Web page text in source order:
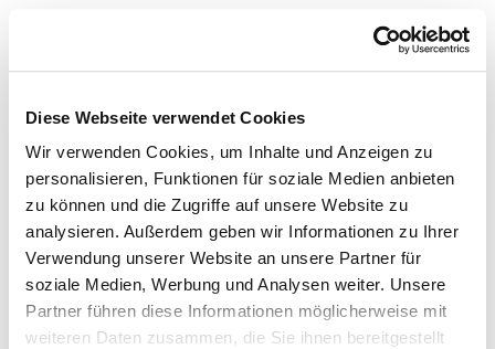
Diese Webseite verwendet Cookies
Wir verwenden Cookies, um Inhalte und Anzeigen zu
personalisieren, Funktionen für soziale Medien anbieten
zu können und die Zugriffe auf unsere Website zu
analysieren. Außerdem geben wir Informationen zu Ihrer
Verwendung unserer Website an unsere Partner für
soziale Medien, Werbung und Analysen weiter. Unsere
Partner führen diese Informationen möglicherweise mit
weiteren Daten zusammen, die Sie ihnen bereitgestellt